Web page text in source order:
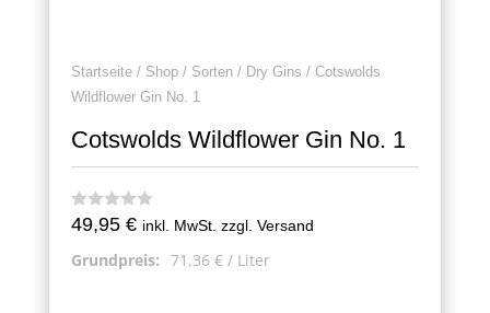
Startseite/ Shop/ Sorten/ Dry Gins / Cotswolds
Wildflower Gin No. 1
Cotswolds Wildflower Gin No. 1
49,95 € inkl. MwSt. zzgl. Versand
Grundpreis: 71,36 €/ Liter